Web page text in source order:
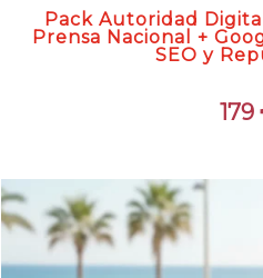
Pack Autoridad
Prensa Nacional +
SEO y
179